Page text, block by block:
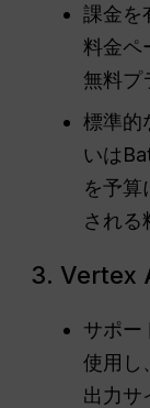
課金を
料金ペ
無料プ
標準的
いは
を予算
される
3. Vertex
サポー
使用し
出力サ